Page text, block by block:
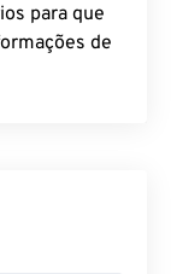
para que
de